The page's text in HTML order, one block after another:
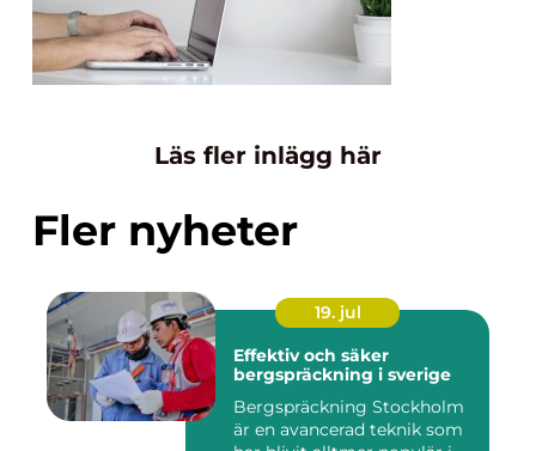
Läs fler inlägg här
Fler nyheter
19. jul
Effektiv och säker
bergspräckning i sverige
Bergspräckning Stockholm
är en avancerad teknik som